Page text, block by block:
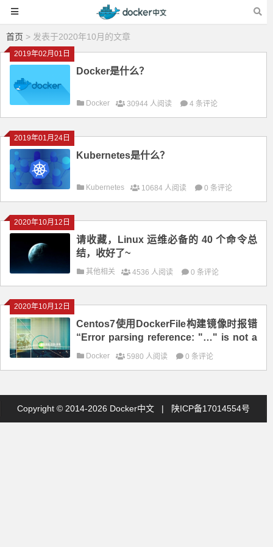
首页 > 发表于2020年10月的文章
2019年02月01日
Docker是什么？
Docker 30944 人阅读 4 条评论
2019年01月24日
Kubernetes是什么？
Kubernetes 10684 人阅读 0 条评论
2020年10月12日
请收藏，Linux 运维必备的 40 个命令总
结，收好了~
其他相关 4536 人阅读 0 条评论
2020年10月12日
Centos7使用DockerFile构建镜像时报错
“Error parsing reference: "…" is not a
valid repository/tag
Docker 5980 人阅读 0 条评论
Copyright © 2014-2026 Docker中文 | 陕ICP备17014554号